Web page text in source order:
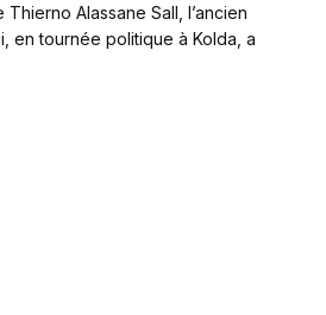
Alassane Sall, l’ancien
en tournée politique à Kolda, a